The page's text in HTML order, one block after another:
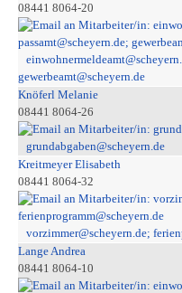
08441 8064-20
gewerbeamt@scheyern.de
Knöferl Melanie
08441 8064-26
grundabgaben@scheyern.de
Kreitmeyer Elisabeth
08441 8064-32
vorzimmer@scheyern.de;
Lange Andrea
08441 8064-10